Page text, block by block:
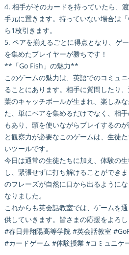
4. 相手がそのカードを持っていたら、
手元に置きます。持っていない場合は
ら1枚引きます。
5. ペアを揃えるごとに得点となり、ゲ
を集めたプレイヤーが勝ちです！
**「Go Fish」の魅力**
このゲームの魅力は、英語でのコミュ
ることにあります。相手に質問したり
葉のキャッチボールが生まれ、楽しみ
た、単にペアを集めるだけでなく、相
もあり、頭を使いながらプレイするの
と観察力が必要なこのゲームは、生徒
いツールです。
今日は通常の生徒たちに加え、体験の
し、緊張せずに打ち解けることができ
のフレーズが自然に口から出るように
なりました。
これからも英会話教室では、ゲームを
供していきます。皆さまの応援をよろ
#春日井翔陽高等学院 #英会話教室
#カードゲーム #体験授業 #コミュニケ